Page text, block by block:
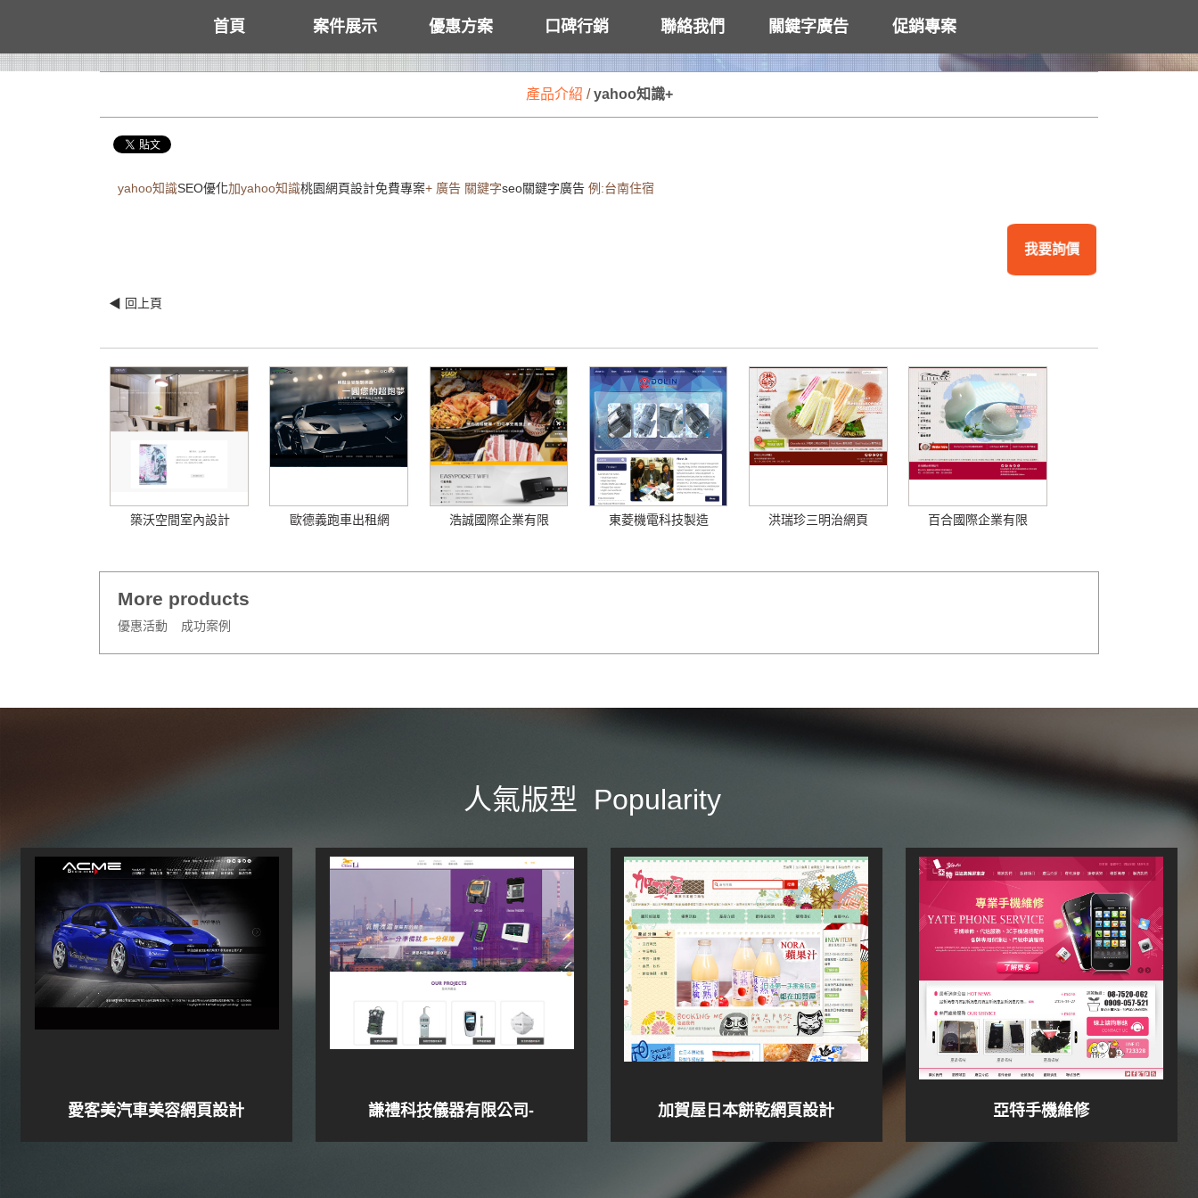
首頁 案件展示 優惠方案 口碑行銷 聯絡我們 關鍵字廣告 促銷專案
產品介紹 /yahoo知識+
yahoo知識SEO優化加yahoo知識桃園網頁設計免費專案+ 廣告 關鍵字seo關鍵字廣告 例:台南住宿
我要詢價
◀ 回上頁
築沃空間室內設計
歐德義跑車出租網
浩誠國際企業有限
東菱機電科技製造
洪瑞珍三明治網頁
百合國際企業有限
More products
優惠活動 成功案例
人氣版型 Popularity
愛客美汽車美容網頁設計
謙禮科技儀器有限公司-
加賀屋日本餅乾網頁設計 亞特手機維修